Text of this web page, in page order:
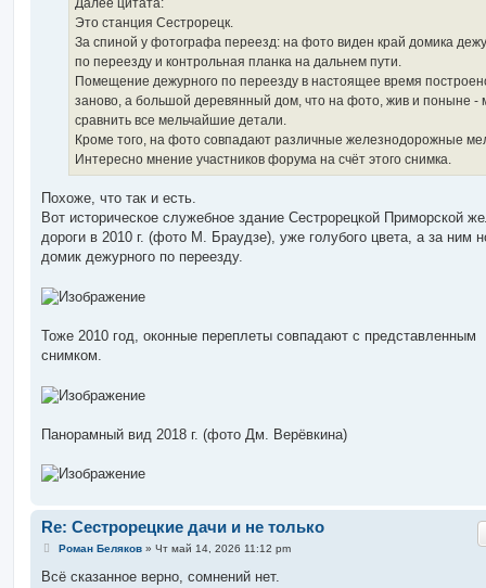
Далее цитата:
Это станция Сестрорецк.
За спиной у фотографа переезд: на фото виден край домика
по переезду и контрольная планка на дальнем пути.
Помещение дежурного по переезду в настоящее время
заново, а большой деревянный дом, что на фото, жив и поныне -
сравнить все мельчайшие детали.
Кроме того, на фото совпадают различные железнодорожные
Интересно мнение участников форума на счёт этого снимка.
Похоже, что так и есть.
Вот историческое служебное здание Сестрорецкой Приморской
дороги в 2010 г. (фото М. Браудзе), уже голубого цвета, а за ним
домик дежурного по переезду.
Тоже 2010 год, оконные переплеты совпадают с представленным
снимком.
Панорамный вид 2018 г. (фото Дм. Верёвкина)
Re: Сестрорецкие дачи и не только
С
о
Роман Беляков» Чт май 14, 2026 11:12 pm
Всё сказанное верно, сомнений нет.